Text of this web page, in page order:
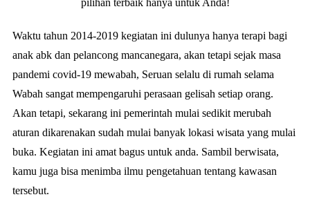
Waktu tahun 2014-2019 kegiatan ini dulunya hanya terapi bagi
anak abk dan pelancong mancanegara, akan tetapi sejak masa
pandemi covid-19 mewabah, Seruan selalu di rumah selama
Wabah sangat mempengaruhi perasaan gelisah setiap orang.
Akan tetapi, sekarang ini pemerintah mulai sedikit merubah
aturan dikarenakan sudah mulai banyak lokasi wisata yang mulai
buka. Kegiatan ini amat bagus untuk anda. Sambil berwisata,
kamu juga bisa menimba ilmu pengetahuan tentang kawasan
tersebut.